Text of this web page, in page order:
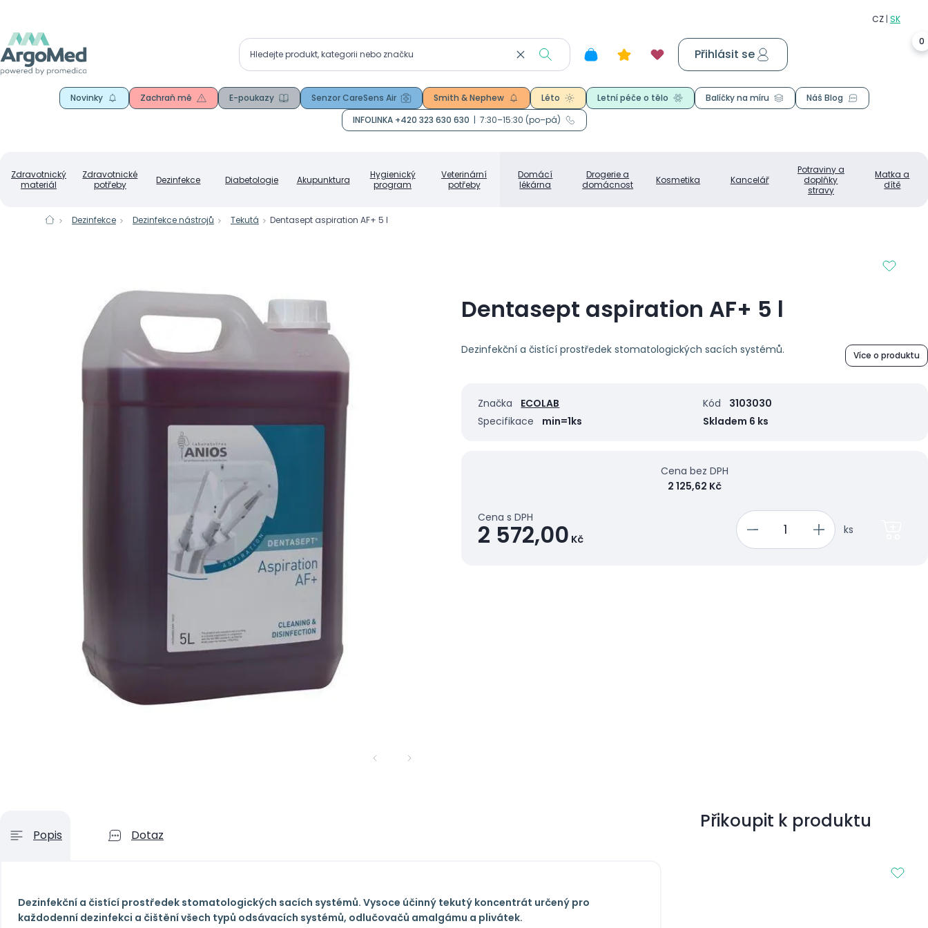
Zdravotnický
materiál
Zdravotnické
potřeby
Dezinfekce Diabetologie Akupunktura
Hygienický
program
Veterinární
potřeby
Domácí
lékárna
Drogerie a
domácnost
Kosmetika Kancelář
Potraviny a
doplňky
stravy
Matka a
dítě
0
Přihlásit se
Novinky Zachraň mě E-poukazy Senzor CareSens Air Smith & Nephew Léto Letní péče o tělo Balíčky na míru
Náš Blog
INFOLINKA +420 323 630 630
7:30–15:30 (po–pá)
Dezinfekce Dezinfekce nástrojů Tekutá Dentasept aspiration AF+ 5 l
Dentasept aspiration AF+ 5 l
Dezinfekční a čistící prostředek stomatologických sacích systémů. Více o produktu
Značka ECOLAB Kód
3103030
Specifikace
min=1ks Skladem 6 ks
Cena s DPH
2 572,00 Kč
Cena bez DPH
2 125,62 Kč
ks
Popis Dotaz
Dezinfekční a čistící prostředek stomatologických sacích systémů. Vysoce účinný tekutý koncentrát určený pro
každodenní dezinfekci a čištění všech typů odsávacích systémů, odlučovačů amalgámu a plivátek.
Přikoupit k produktu